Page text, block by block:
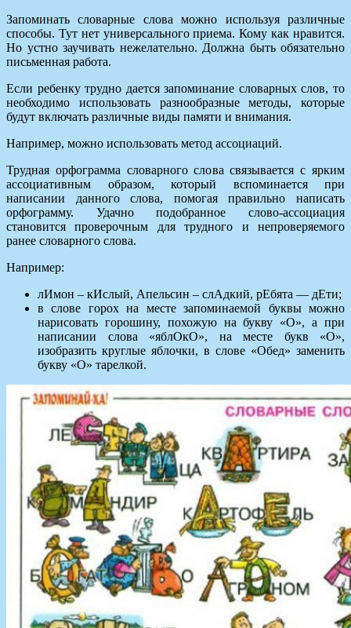
Запоминать словарные слова можно используя различные
способы. Тут нет универсального приема. Кому как нравится.
Но устно заучивать нежелательно. Должна быть обязательно
письменная работа.
Если ребенку трудно дается запоминание словарных слов, то
необходимо использовать разнообразные методы, которые
будут включать различные виды памяти и внимания.
Например, можно использовать метод ассоциаций.
Трудная орфограмма словарного слова связывается с ярким
ассоциативным образом, который вспоминается при
написании данного слова, помогая правильно написать
орфограмму. Удачно подобранное слово-ассоциация
становится проверочным для трудного и непроверяемого
ранее словарного слова.
Например:
лИмон – кИслый, Апельсин – слАдкий, рЕбята — дЕти;
в слове горох на месте запоминаемой буквы можно
нарисовать горошину, похожую на букву «О», а при
написании слова «яблОкО», на месте букв «О»,
изобразить круглые яблочки, в слове «Обед» заменить
букву «О» тарелкой.